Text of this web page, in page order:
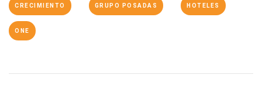
CRECIMIENTO GRUPO POSADAS HOTELES
ONE